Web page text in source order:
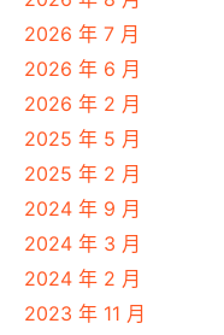
2026 年 7 月
2026 年 6 月
2026 年 2 月
2025 年 5 月
2025 年 2 月
2024 年 9 月
2024 年 3 月
2024 年 2 月
2023 年 11 月